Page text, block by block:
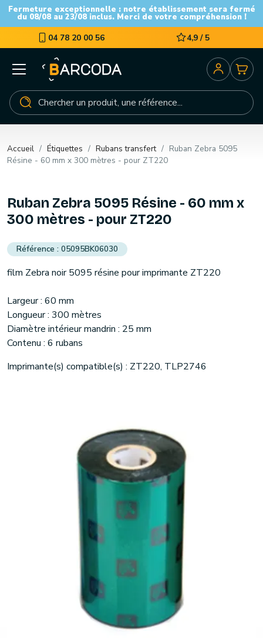
Fermeture exceptionnelle : notre établissement sera fermé
du 08/08 au 23/08 inclus. Merci de votre compréhension !
04 78 20 00 56 4,9 / 5
Accueil Étiquettes Rubans transfert
Ruban Zebra 5095
Résine - 60 mm x 300 mètres - pour ZT220
Ruban Zebra 5095 Résine - 60 mm x
300 mètres - pour ZT220
05095BK06030
film Zebra noir 5095 résine pour imprimante ZT220
Largeur : 60 mm
Longueur : 300 mètres
Diamètre intérieur mandrin : 25 mm
Contenu : 6 rubans
Imprimante(s) compatible(s) : ZT220, TLP2746